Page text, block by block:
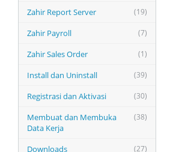
(19)
Zahir Report Server
(7)
Zahir Payroll
(1)
Zahir Sales Order
(39)
Install dan Uninstall
(30)
Registrasi dan Aktivasi
(38)
Membuat dan Membuka
Data Kerja
(27)
Downloads